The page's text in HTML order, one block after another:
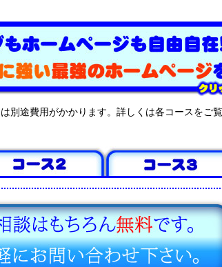
別途費用がかかります。詳しくは各コースをご覧